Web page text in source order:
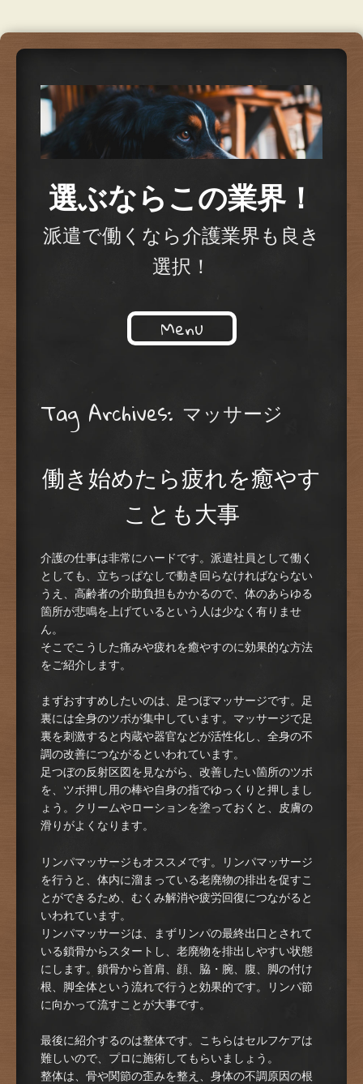
選ぶならこの業界！
派遣で働くなら介護業界も良き
選択！
Menu
Tag Archives: マッサージ
働き始めたら疲れを癒やす
ことも大事
介護の仕事は非常にハードです。派遣社員として働く
としても、立ちっぱなしで動き回らなければならない
うえ、高齢者の介助負担もかかるので、体のあらゆる
箇所が悲鳴を上げているという人は少なく有りませ
ん。
そこでこうした痛みや疲れを癒やすのに効果的な方法
をご紹介します。
まずおすすめしたいのは、足つぼマッサージです。足
裏には全身のツボが集中しています。マッサージで足
裏を刺激すると内蔵や器官などが活性化し、全身の不
調の改善につながるといわれています。
足つぼの反射区図を見ながら、改善したい箇所のツボ
を、ツボ押し用の棒や自身の指でゆっくりと押しまし
ょう。クリームやローションを塗っておくと、皮膚の
滑りがよくなります。
リンパマッサージもオススメです。リンパマッサージ
を行うと、体内に溜まっている老廃物の排出を促すこ
とができるため、むくみ解消や疲労回復につながると
いわれています。
リンパマッサージは、まずリンパの最終出口とされて
いる鎖骨からスタートし、老廃物を排出しやすい状態
にします。鎖骨から首肩、顔、脇・腕、腹、脚の付け
根、脚全体という流れで行うと効果的です。リンパ節
に向かって流すことが大事です。
最後に紹介するのは整体です。こちらはセルフケアは
難しいので、プロに施術してもらいましょう。
整体は、骨や関節の歪みを整え、身体の不調原因の根